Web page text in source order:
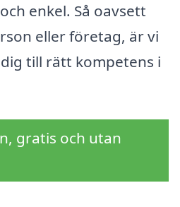
enkel. Så oavsett
eller företag, är vi
till rätt kompetens i
gratis och utan